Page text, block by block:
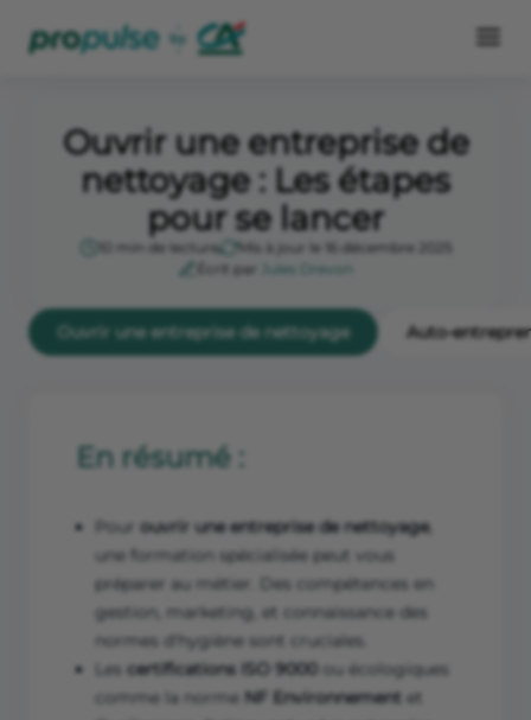
Ouvrir une entreprise de
nettoyage : Les étapes
pour se lancer
10 min de lecture
Mis à jour le 16 décembre 2025
Écrit par
Jules Drevon
Ouvrir une entreprise de nettoyage Auto-
En résumé :
Pour ouvrir une entreprise de nettoyage,
une formation spécialisée peut vous
préparer au métier. Des compétences en
gestion, marketing, et connaissance des
normes d'hygiène sont cruciales.
Les certifications ISO 9000
ou écologiques
comme la norme NF Environnement et